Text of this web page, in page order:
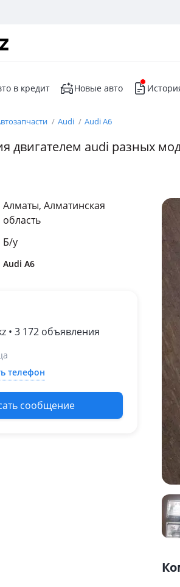
в кредит Новые авто
Audi Audi A6
двигателем audi разных
Алматы, Алматинская
область
Б/y
Audi A6
• 3 172 объявления
телефон
сообщение